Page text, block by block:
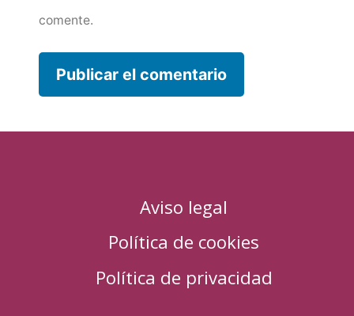
comente.
Aviso legal
Política de cookies
Política de privacidad